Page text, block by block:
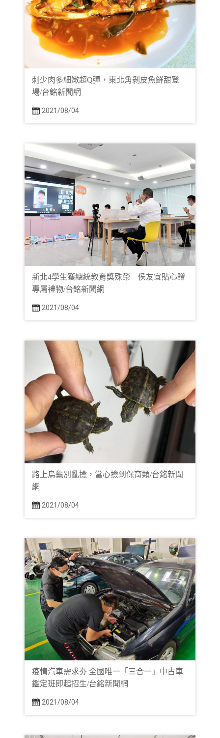
刺少肉多細嫩超Q彈，東北角剝皮魚鮮甜登
場/台銘新聞網
2021/08/04
新北4學生獲總統教育獎殊榮 侯友宜貼心贈
專屬禮物/台銘新聞網
2021/08/04
路上烏龜別亂撿，當心撿到保育類/台銘新聞
網
2021/08/04
疫情汽車需求夯 全國唯一「三合一」中古車
鑑定班即起招生/台銘新聞網
2021/08/04